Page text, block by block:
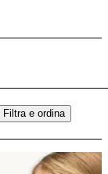
Filtra e ordina